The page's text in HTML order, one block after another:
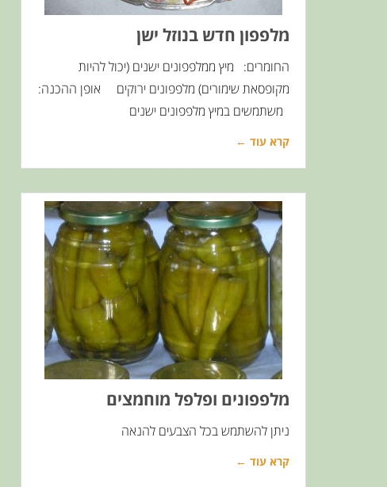
מלפפון חדש בנוזל ישן
החומרים: מיץ ממלפפונים ישנים (יכול להיות
מקופסאת שימורים) מלפפונים ירוקים אופן ההכנה:
משתמשים במיץ מלפפונים ישנים
קרא עוד ←
מלפפונים ופלפל מוחמצים
ניתן להשתמש בכל הצבעים להנאה
קרא עוד ←